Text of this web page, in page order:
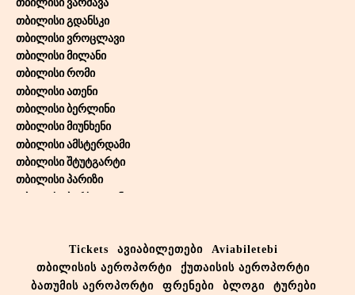
თბილისი ვარშავა
თბილისი გდანსკი
თბილისი ვროცლავი
თბილისი მილანი
თბილისი რომი
თბილისი ათენი
თბილისი ბერლინი
თბილისი მიუნხენი
თბილისი ამსტერდამი
თბილისი შტუტგარტი
თბილისი პარიზი
თბილისი ვენა
თბილისი ლარნაკა
თბილისი დუბაი
Tickets ავიაბილეთები
Aviabiletebi
თბილისის აეროპორტი
ქუთაისის აეროპორტი
ბათუმის აეროპორტი
ფრენები ბლოგი ტურები